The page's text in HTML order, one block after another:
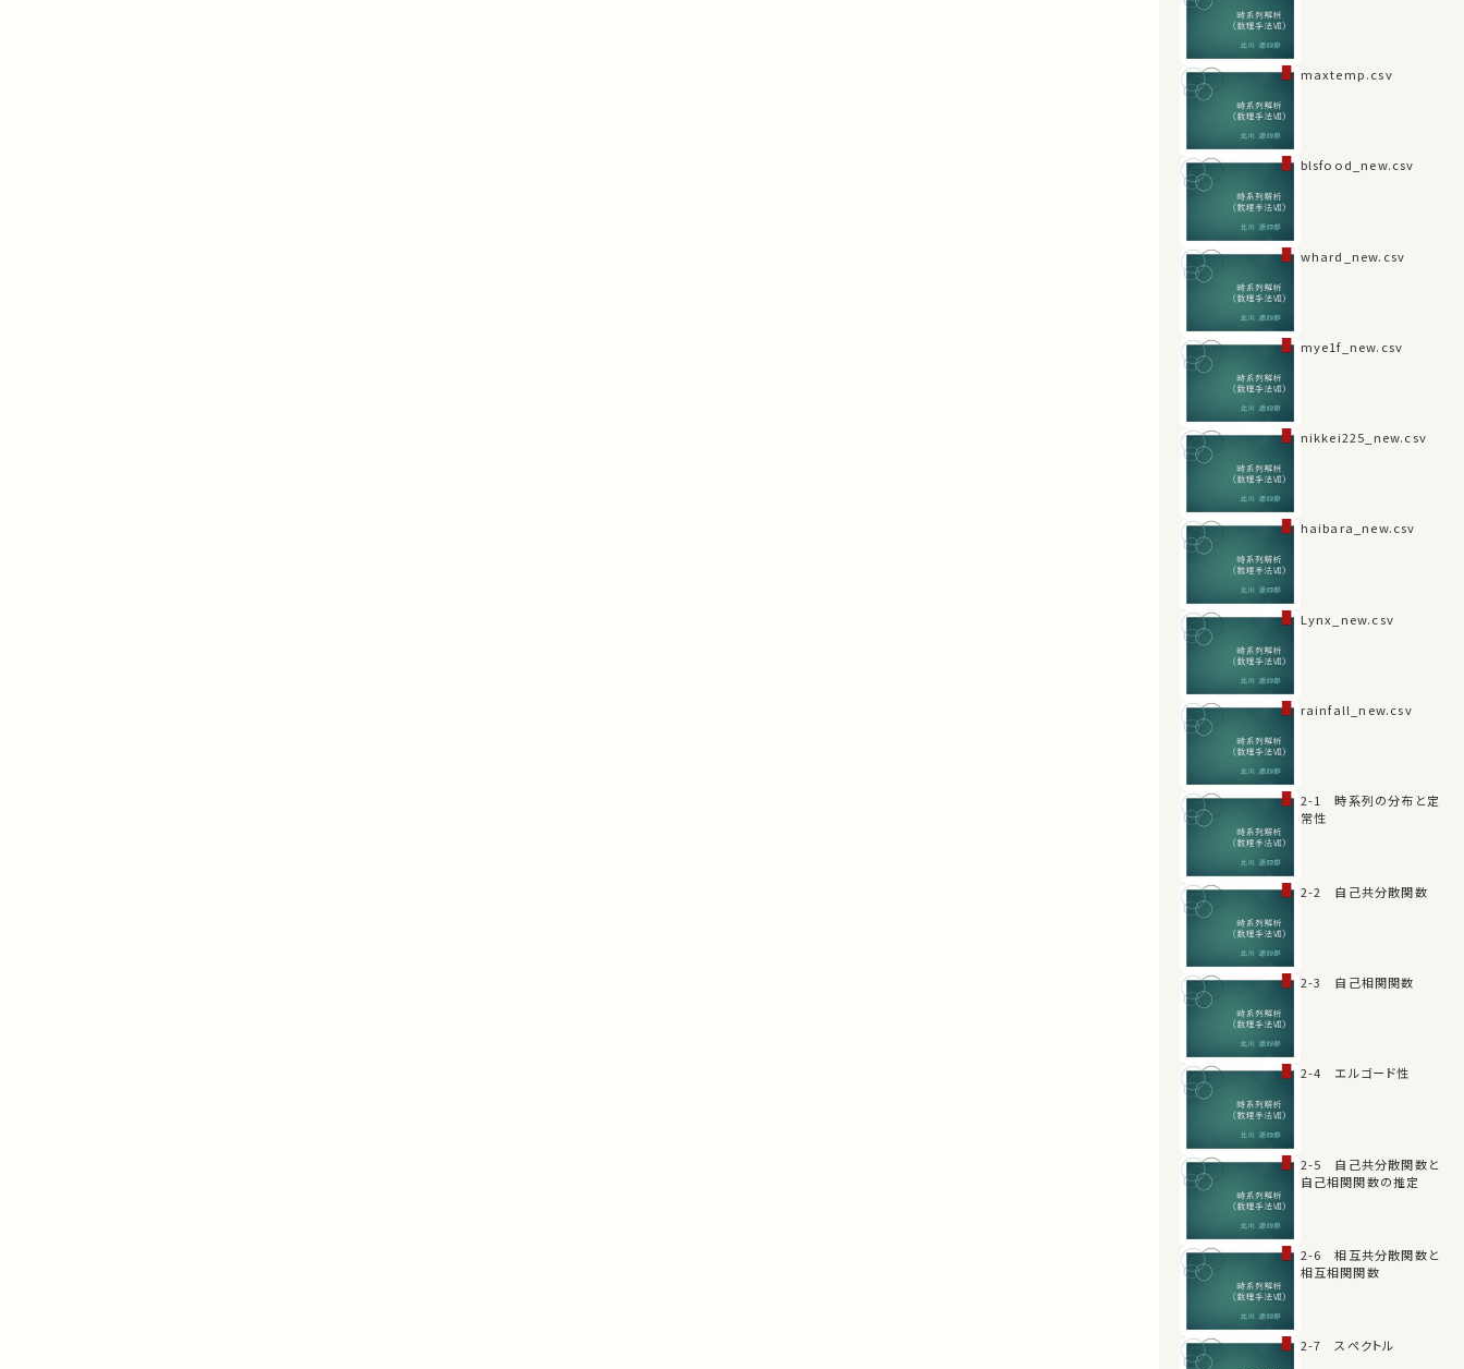
maxtemp.csv
blsfood_new.csv
whard_new.csv
mye1f_new.csv
nikkei225_new.csv
haibara_new.csv
Lynx_new.csv
rainfall_new.csv
2-1 時系列の分布と定
常性
2-2 自己共分散関数
2-3 自己相関関数
2-4 エルゴード性
2-5 自己共分散関数と
自己相関関数の推定
2-6 相互共分散関数と
相互相関関数
2-7 スペクトル